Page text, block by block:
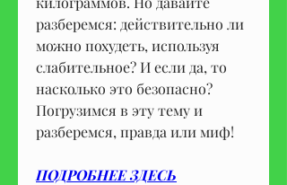
разберемся: действительно ли
можно похудеть, используя
слабительное? И если да, то
насколько это безопасно?
Погрузимся в эту тему и
разберемся, правда или миф!
ПОДРОБНЕЕ ЗДЕСЬ